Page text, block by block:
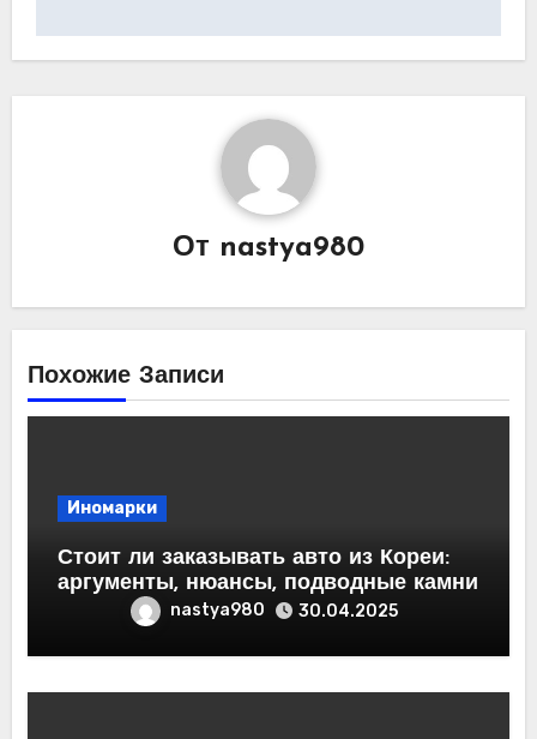
От nastya980
Похожие Записи
Иномарки
Стоит ли заказывать авто из Кореи:
аргументы, нюансы, подводные камни
nastya980 30.04.2025